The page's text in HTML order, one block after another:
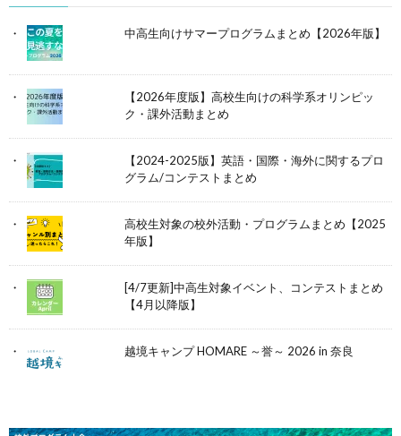
中高生向けサマープログラムまとめ【2026年版】
【2026年度版】高校生向けの科学系オリンピッ
ク・課外活動まとめ
【2024-2025版】英語・国際・海外に関するプロ
グラム/コンテストまとめ
高校生対象の校外活動・プログラムまとめ【2025
年版】
[4/7更新]中高生対象イベント、コンテストまとめ
【4月以降版】
越境キャンプ HOMARE ～誉～ 2026 in 奈良